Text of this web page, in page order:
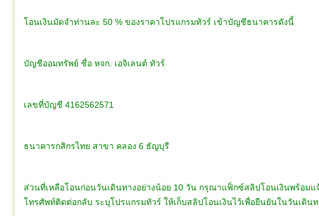
โอนเงินมัดจำท่านละ 50 % ของราคาโปรแกรมทัวร์ เข้าบัญชีธนาคารดังนี้
บัญชีออมทรัพย์ ชื่อ หจก. เอจิเลนต์ ทัวร์
เลขที่บัญชี 4162562571
ธนาคารกสิกรไทย สาขา คลอง 6 ธัญบุรี
ส่วนที่เหลือโอนก่อนวันเดินทางอย่างน้อย 10 วัน กรุณาแฟ็กซ์สลิปโอนเงินพร้อมแ
โทรศัพท์ติดต่อกลับ ระบุโปรแกรมทัวร์ ให้เก็บสลิปโอนเงินไว้เพื่อยืนยันในวันเดินท